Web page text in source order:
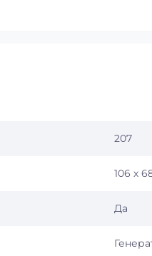
207
106 х
Да